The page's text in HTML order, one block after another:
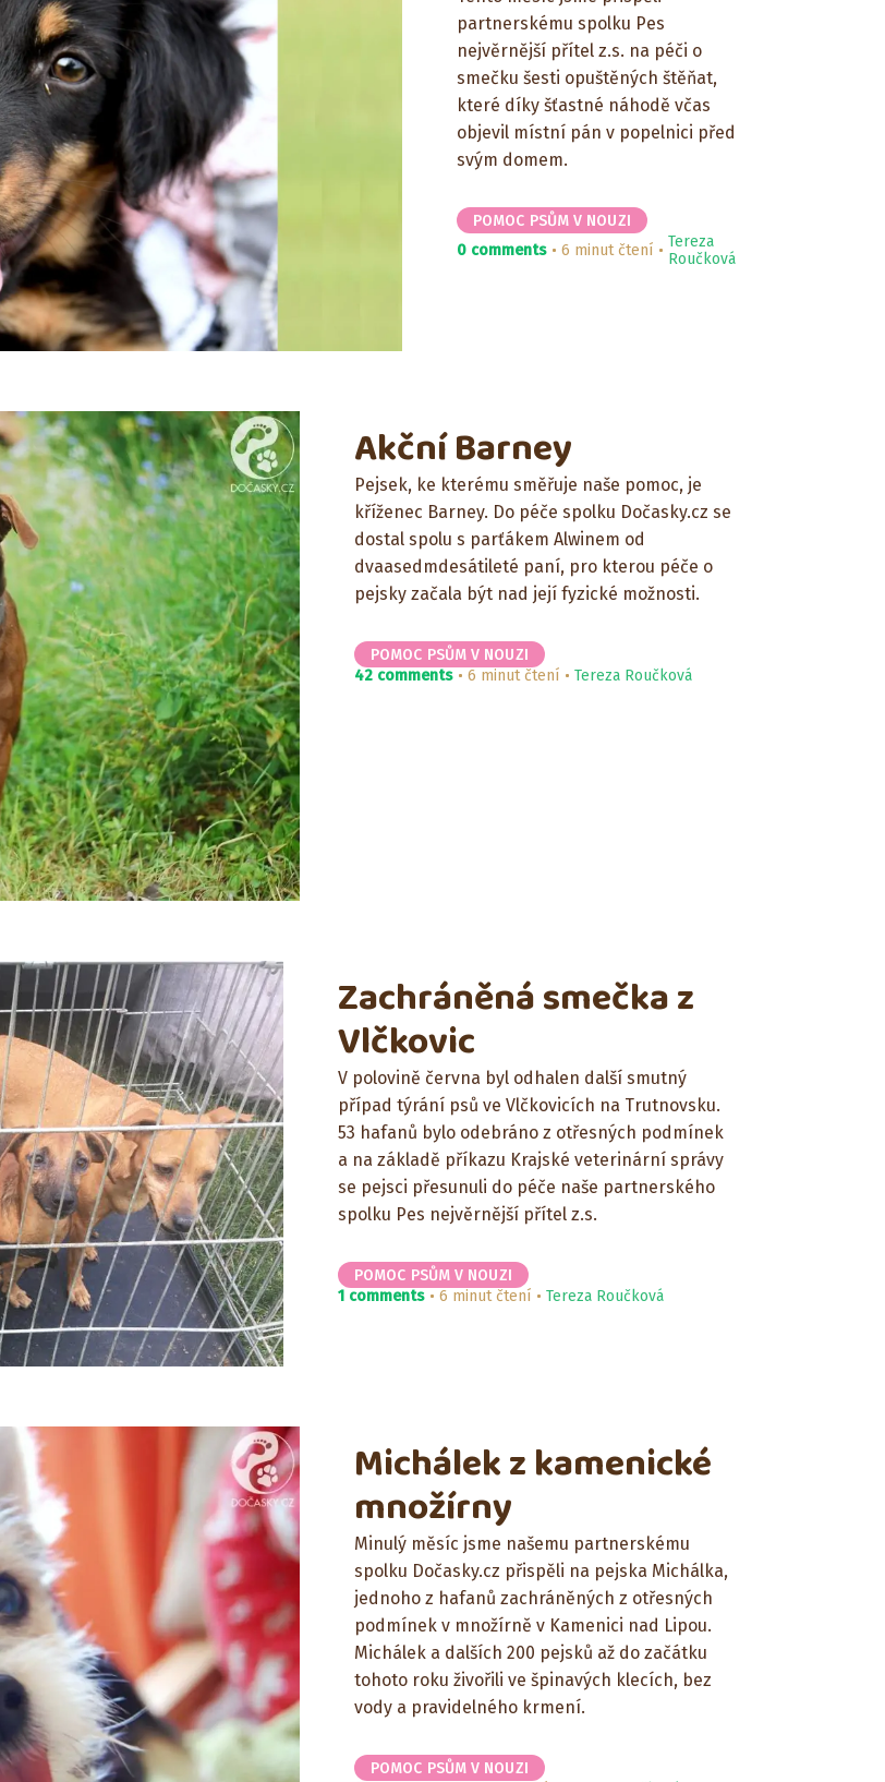
partnerskému spolku Pes
nejvěrnější přítel z.s. na péči o
smečku šesti opuštěných štěňat,
které díky šťastné náhodě včas
objevil místní pán v popelnici před
svým domem.
POMOC PSŮM V NOUZI
0 comments
6 minut čtení
Tereza
Roučková
Akční Barney
Pejsek, ke kterému směřuje naše pomoc, je
kříženec Barney. Do péče spolku Dočasky.cz se
dostal spolu s parťákem Alwinem od
dvaasedmdesátileté paní, pro kterou péče o
pejsky začala být nad její fyzické možnosti.
POMOC PSŮM V NOUZI
42 comments
6 minut čtení Tereza Roučková
Zachráněná smečka z
Vlčkovic
V polovině června byl odhalen další smutný
případ týrání psů ve Vlčkovicích na Trutnovsku.
53 hafanů bylo odebráno z otřesných podmínek
a na základě příkazu Krajské veterinární správy
se pejsci přesunuli do péče naše partnerského
spolku Pes nejvěrnější přítel z.s.
POMOC PSŮM V NOUZI
1 comments
6 minut čtení Tereza Roučková
Michálek z kamenické
množírny
Minulý měsíc jsme našemu partnerskému
spolku Dočasky.cz přispěli na pejska Michálka,
jednoho z hafanů zachráněných z otřesných
podmínek v množírně v Kamenici nad Lipou.
Michálek a dalších 200 pejsků až do začátku
tohoto roku živořili ve špinavých klecích, bez
vody a pravidelného krmení.
POMOC PSŮM V NOUZI